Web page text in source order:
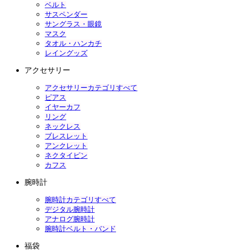
ベルト
サスペンダー
サングラス・眼鏡
マスク
タオル・ハンカチ
レイングッズ
アクセサリー
アクセサリーカテゴリすべて
ピアス
イヤーカフ
リング
ネックレス
ブレスレット
アンクレット
ネクタイピン
カフス
腕時計
腕時計カテゴリすべて
デジタル腕時計
アナログ腕時計
腕時計ベルト・バンド
福袋